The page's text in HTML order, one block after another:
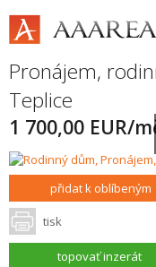
Pronájem,
Teplice
1 700,00 EUR/
přidat k oblíbeným
tisk
topovať inzerát